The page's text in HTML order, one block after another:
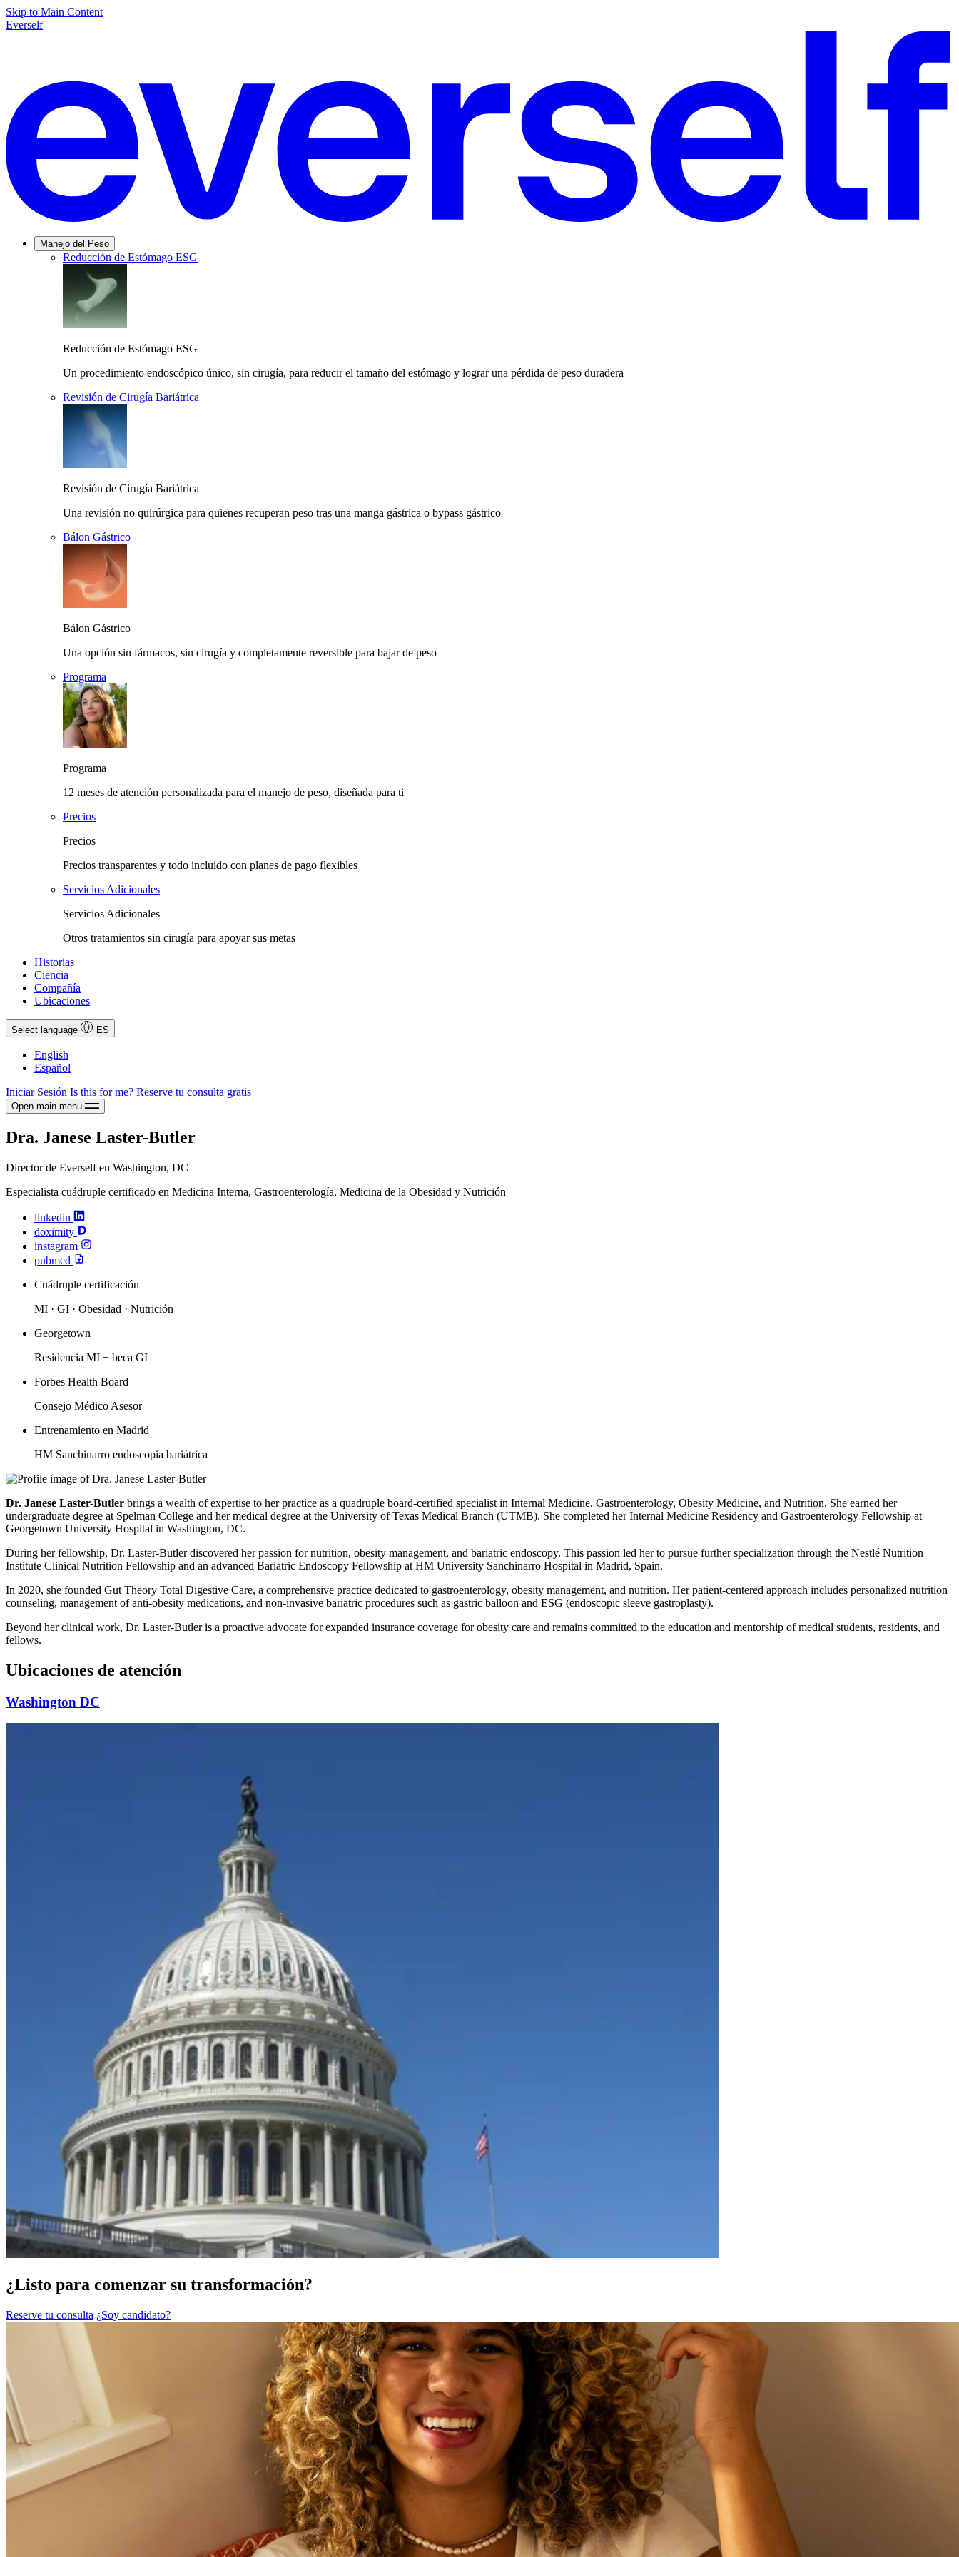
Skip to Main Content
Everself
Manejo del Peso
Reducción de Estómago ESG
Reducción de Estómago ESG
Un procedimiento endoscópico único, sin cirugía, para reducir el tamaño del estómago y lograr una pérdida de peso duradera
Revisión de Cirugía Bariátrica
Revisión de Cirugía Bariátrica
Una revisión no quirúrgica para quienes recuperan peso tras una manga gástrica o bypass gástrico
Bálon Gástrico
Bálon Gástrico
Una opción sin fármacos, sin cirugía y completamente reversible para bajar de peso
Programa
Programa
12 meses de atención personalizada para el manejo de peso, diseñada para ti
Precios
Precios
Precios transparentes y todo incluido con planes de pago flexibles
Servicios Adicionales
Servicios Adicionales
Otros tratamientos sin cirugía para apoyar sus metas
Historias
Ciencia
Compañía
Ubicaciones
Select language ES
English
Español
Iniciar Sesión Is this for me? Reserve tu consulta gratis
Open main menu
Dra. Janese Laster-Butler
Director de Everself en Washington, DC
Especialista cuádruple certificado en Medicina Interna, Gastroenterología, Medicina de la Obesidad y Nutrición
linkedin
doximity
instagram
pubmed
Cuádruple certificación
MI · GI · Obesidad · Nutrición
Georgetown
Residencia MI + beca GI
Forbes Health Board
Consejo Médico Asesor
Entrenamiento en Madrid
HM Sanchinarro endoscopia bariátrica
Dr. Janese Laster-Butler brings a wealth of expertise to her practice as a quadruple board-certified specialist in Internal Medicine, Gastroenterology, Obesity Medicine, and Nutrition. She earned her
undergraduate degree at Spelman College and her medical degree at the University of Texas Medical Branch (UTMB). She completed her Internal Medicine Residency and Gastroenterology Fellowship at
Georgetown University Hospital in Washington, DC.
During her fellowship, Dr. Laster-Butler discovered her passion for nutrition, obesity management, and bariatric endoscopy. This passion led her to pursue further specialization through the Nestlé Nutrition
Institute Clinical Nutrition Fellowship and an advanced Bariatric Endoscopy Fellowship at HM University Sanchinarro Hospital in Madrid, Spain.
In 2020, she founded Gut Theory Total Digestive Care, a comprehensive practice dedicated to gastroenterology, obesity management, and nutrition. Her patient-centered approach includes personalized nutrition
counseling, management of anti-obesity medications, and non-invasive bariatric procedures such as gastric balloon and ESG (endoscopic sleeve gastroplasty).
Beyond her clinical work, Dr. Laster-Butler is a proactive advocate for expanded insurance coverage for obesity care and remains committed to the education and mentorship of medical students, residents, and
fellows.
Ubicaciones de atención
Washington DC
¿Listo para comenzar su transformación?
Reserve tu consulta ¿Soy candidato?